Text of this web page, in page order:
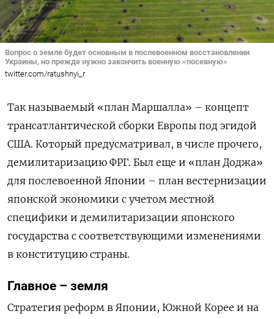
Вопрос о земле будет основным в послевоенном восстановлении
Украины, но прежде нужно закончить военную «посевную»
twitter.com/ratushnyi_r
Так называемый «план Маршалла» – концепт
трансатлантической сборки Европы под эгидой
США. Который предусматривал, в числе прочего,
демилитаризацию ФРГ. Был еще и «план Доджа»
для послевоенной Японии – план вестернизации
японской экономики с учетом местной
специфики и демилитаризации японского
государства с соответствующими изменениями
в конституцию страны.
Главное – земля
Стратегия реформ в Японии, Южной Корее и на